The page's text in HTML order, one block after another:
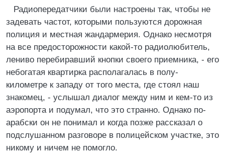
Радиопередатчики были настроены так, чтобы не
задевать частот, которыми пользуются дорожная
полиция и местная жандармерия. Однако несмотря
на все предосторожности какой-то радиолюбитель,
лениво перебиравший кнопки своего приемника, - его
небогатая квартирка располагалась в полу-
километре к западу от того места, где стоял наш
знакомец, - услышал диалог между ним и кем-то из
аэропорта и подумал, что это странно. Однако по-
арабски он не понимал и когда позже рассказал о
подслушанном разговоре в полицейском участке, это
никому и ничем не помогло.